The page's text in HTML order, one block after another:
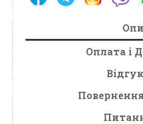
Оплата і